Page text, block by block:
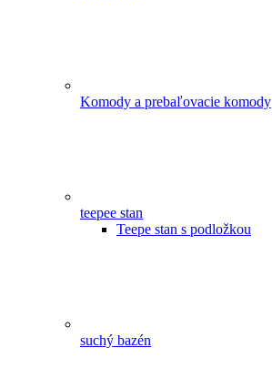
Komody a prebaľovacie komody
teepee stan
Teepe stan s podložkou
suchý bazén